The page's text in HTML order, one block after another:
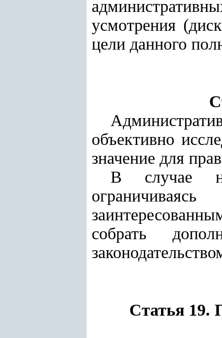
усмотрения
цели данного
объективно
значение для
В случае
собрать
Статья 19.